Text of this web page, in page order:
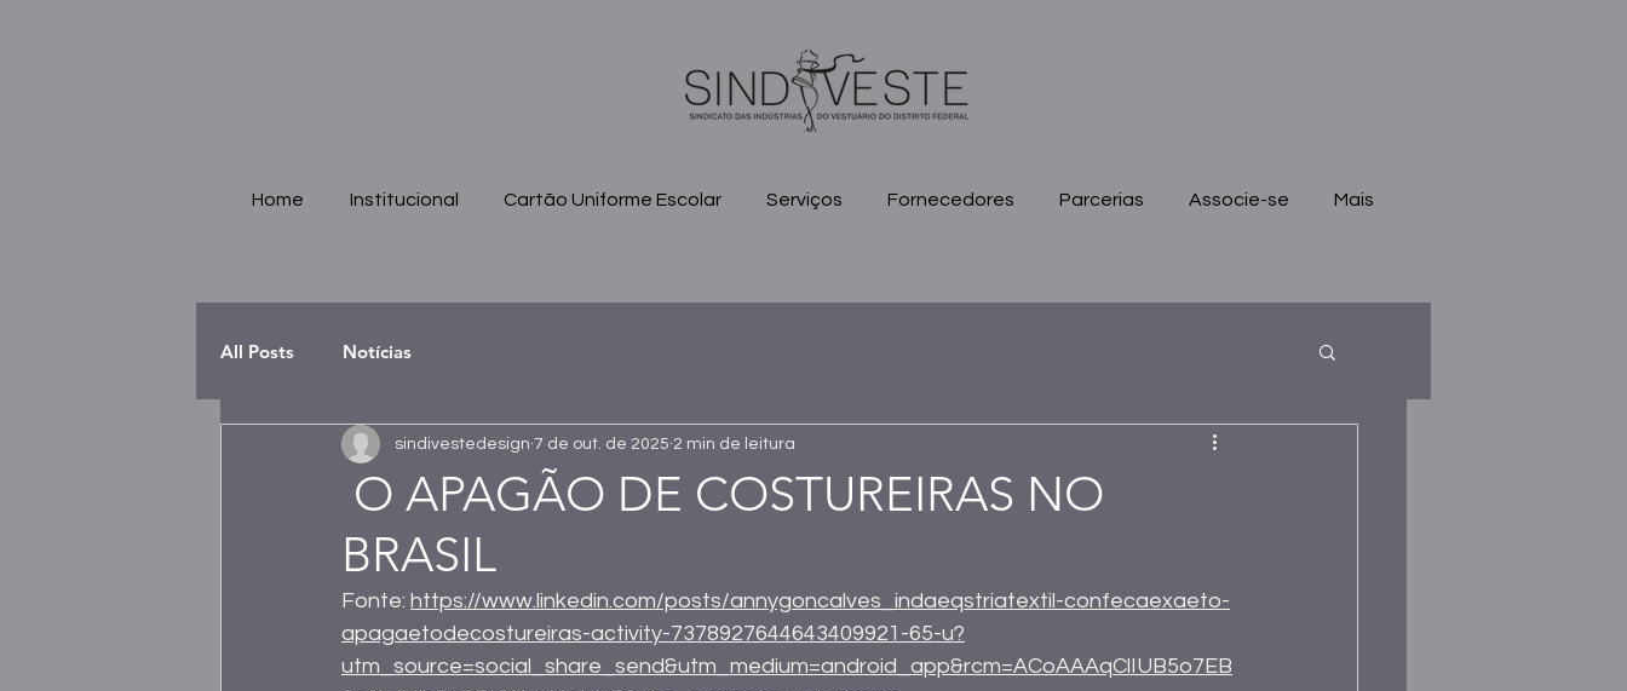
Home Institucional Cartão Uniforme Escolar Serviços Fornecedores Parcerias Associe-se Mais
All Posts Notícias
O APAGÃO DE COSTUREIRAS NO
BRASIL
sindivestedesign 7 de out. de 2025 2 min de leitura
Fonte: https://www.linkedin.com/posts/annygoncalves_indaeqstriatextil-confecaexaeto-
apagaetodecostureiras-activity-7378927644643409921-65-u?
utm_source=social_share_send&utm_medium=android_app&rcm=ACoAAAqClIUB5o7EB